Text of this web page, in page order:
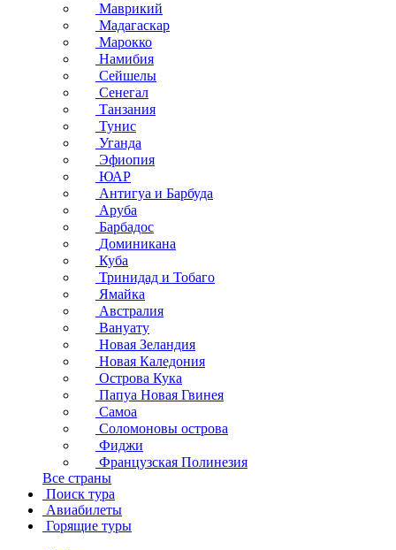
Маврикий
Мадагаскар
Марокко
Намибия
Сейшелы
Сенегал
Танзания
Тунис
Уганда
Эфиопия
ЮАР
Антигуа и Барбуда
Аруба
Барбадос
Доминикана
Куба
Тринидад и Тобаго
Ямайка
Австралия
Вануату
Новая Зеландия
Новая Каледония
Острова Кука
Папуа Новая Гвинея
Самоа
Соломоновы острова
Фиджи
Французская Полинезия
Все страны
Поиск тура
Авиабилеты
Горящие туры